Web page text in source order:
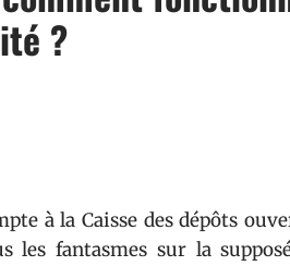
?
à la Caisse des dépôts
fantasmes sur la